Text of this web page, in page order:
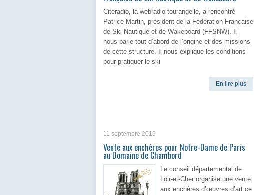
Citéradio, la webradio tourangelle, a rencontré
Patrice Martin, président de la Fédération Française
de Ski Nautique et de Wakeboard (FFSNW). Il
nous parle tout d’abord de l’origine et des missions
de cette structure. Il nous explique les conditions
pour pratiquer le ski
En lire plus
11 septembre 2019
Vente aux enchères pour Notre-Dame de Paris
au Domaine de Chambord
Le conseil départemental de
Loir-et-Cher organise une vente
aux enchères d’œuvres d’art ce